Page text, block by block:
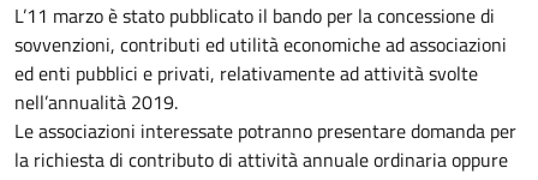
L’11 marzo è stato pubblicato il bando per la concessione di
sovvenzioni, contributi ed utilità economiche ad associazioni
ed enti pubblici e privati, relativamente ad attività svolte
nell’annualità 2019.
Le associazioni interessate potranno presentare domanda per
la richiesta di contributo di attività annuale ordinaria oppure